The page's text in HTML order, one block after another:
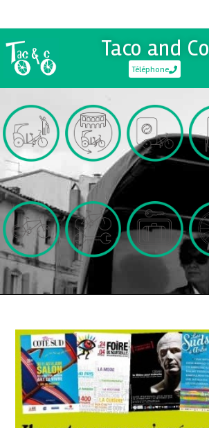
Taco and Co
Téléphone